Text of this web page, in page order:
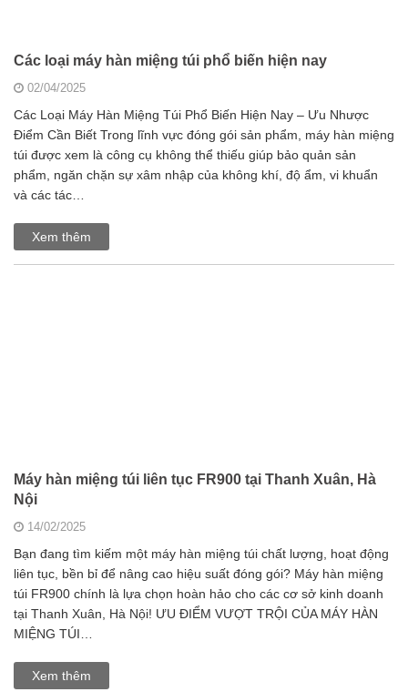
Các loại máy hàn miệng túi phổ biến hiện nay
02/04/2025
Các Loại Máy Hàn Miệng Túi Phổ Biến Hiện Nay – Ưu Nhược
Điểm Cần Biết Trong lĩnh vực đóng gói sản phẩm, máy hàn miệng
túi được xem là công cụ không thể thiếu giúp bảo quản sản
phẩm, ngăn chặn sự xâm nhập của không khí, độ ẩm, vi khuẩn
và các tác…
Xem thêm
Máy hàn miệng túi liên tục FR900 tại Thanh Xuân, Hà
Nội
14/02/2025
Bạn đang tìm kiếm một máy hàn miệng túi chất lượng, hoạt động
liên tục, bền bỉ để nâng cao hiệu suất đóng gói? Máy hàn miệng
túi FR900 chính là lựa chọn hoàn hảo cho các cơ sở kinh doanh
tại Thanh Xuân, Hà Nội! ƯU ĐIỂM VƯỢT TRỘI CỦA MÁY HÀN
MIỆNG TÚI…
Xem thêm